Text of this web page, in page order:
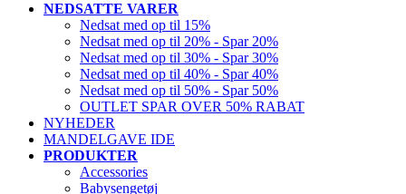
NEDSATTE VARER
Nedsat med op til 15%
Nedsat med op til 20% - Spar 20%
Nedsat med op til 30% - Spar 30%
Nedsat med op til 40% - Spar 40%
Nedsat med op til 50% - Spar 50%
OUTLET SPAR OVER 50% RABAT
NYHEDER
MANDELGAVE IDE
PRODUKTER
Accessories
Babysengetøj